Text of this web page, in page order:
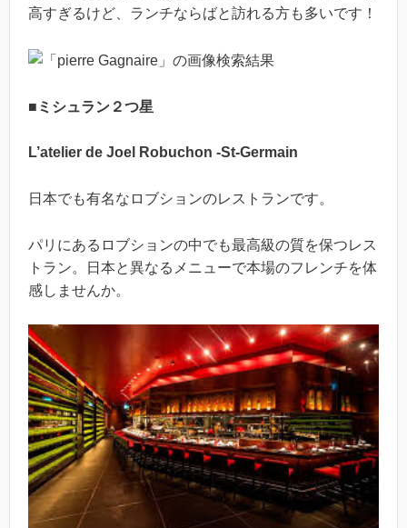
高すぎるけど、ランチならばと訪れる方も多いです！
■ミシュラン２つ星
L’atelier de Joel Robuchon -St-Germain
日本でも有名なロブションのレストランです。
パリにあるロブションの中でも最高級の質を保つレス
トラン。日本と異なるメニューで本場のフレンチを体
感しませんか。